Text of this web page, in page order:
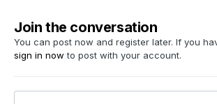
Join the conversation
You can post now and register later. If you
sign in now to post with your account.